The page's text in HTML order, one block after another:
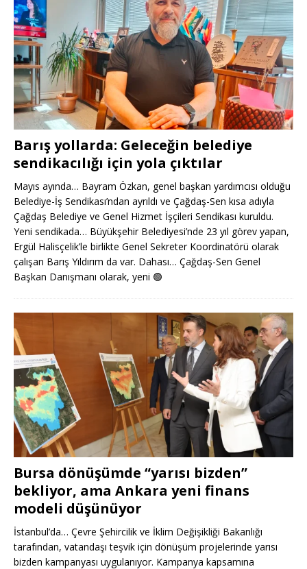
Barış yollarda: Geleceğin belediye
sendikacılığı için yola çıktılar
Mayıs ayında… Bayram Özkan, genel başkan yardımcısı olduğu
Belediye-İş Sendikası’ndan ayrıldı ve Çağdaş-Sen kısa adıyla
Çağdaş Belediye ve Genel Hizmet İşçileri Sendikası kuruldu.
Yeni sendikada… Büyükşehir Belediyesi’nde 23 yıl görev yapan,
Ergül Halisçelik’le birlikte Genel Sekreter Koordinatörü olarak
çalışan Barış Yıldırım da var. Dahası… Çağdaş-Sen Genel
Başkan Danışmanı olarak, yeni 🟢
Bursa dönüşümde “yarısı bizden”
bekliyor, ama Ankara yeni finans
modeli düşünüyor
İstanbul’da… Çevre Şehircilik ve İklim Değişikliği Bakanlığı
tarafından, vatandaşı teşvik için dönüşüm projelerinde yarısı
bizden kampanyası uygulanıyor. Kampanya kapsamına